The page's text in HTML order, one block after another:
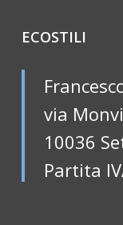
ECOSTILI
via
10036
Partita